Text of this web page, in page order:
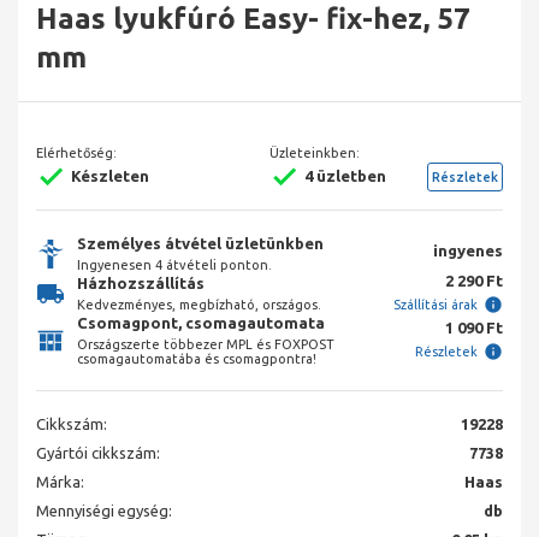
Haas lyukfúró Easy- fix-hez, 57
mm
Elérhetőség:
Készleten
Üzleteinkben:
4 üzletben Részletek
Személyes átvétel üzletünkben
Ingyenesen 4 átvételi ponton.
ingyenes
Házhozszállítás
Kedvezményes, megbízható, országos.
2 290 Ft
Szállítási árak
Csomagpont, csomagautomata
Országszerte többezer MPL és FOXPOST
csomagautomatába és csomagpontra!
1 090 Ft
Részletek
Cikkszám:
19228
Gyártói cikkszám:
7738
Márka:
Haas
Mennyiségi egység:
db